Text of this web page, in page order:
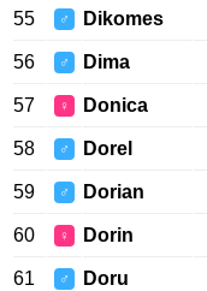
55 ♂ Dikomes
56 ♂ Dima
57 ♀ Donica
58 ♂ Dorel
59 ♂ Dorian
60 ♀ Dorin
61 ♂ Doru